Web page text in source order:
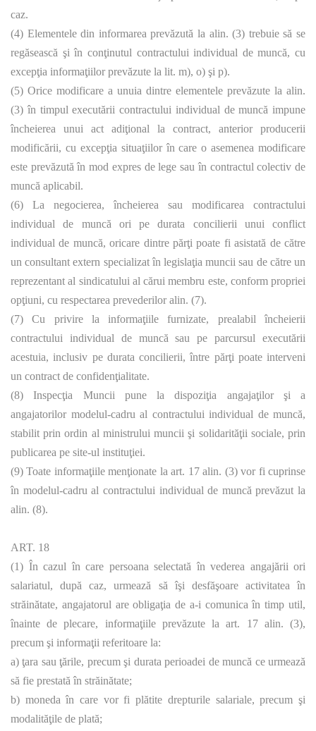
caz.
(4) Elementele din informarea prevăzută la alin. (3) trebuie să se
regăsească şi în conţinutul contractului individual de muncă, cu
excepţia informaţiilor prevăzute la lit. m), o) şi p).
(5) Orice modificare a unuia dintre elementele prevăzute la alin.
(3) în timpul executării contractului individual de muncă impune
încheierea unui act adiţional la contract, anterior producerii
modificării, cu excepţia situaţiilor în care o asemenea modificare
este prevăzută în mod expres de lege sau în contractul colectiv de
muncă aplicabil.
(6) La negocierea, încheierea sau modificarea contractului
individual de muncă ori pe durata concilierii unui conflict
individual de muncă, oricare dintre părţi poate fi asistată de către
un consultant extern specializat în legislaţia muncii sau de către un
reprezentant al sindicatului al cărui membru este, conform propriei
opţiuni, cu respectarea prevederilor alin. (7).
(7) Cu privire la informaţiile furnizate, prealabil încheierii
contractului individual de muncă sau pe parcursul executării
acestuia, inclusiv pe durata concilierii, între părţi poate interveni
un contract de confidenţialitate.
(8) Inspecţia Muncii pune la dispoziţia angajaţilor şi a
angajatorilor modelul-cadru al contractului individual de muncă,
stabilit prin ordin al ministrului muncii şi solidarităţii sociale, prin
publicarea pe site-ul instituţiei.
(9) Toate informaţiile menţionate la art. 17 alin. (3) vor fi cuprinse
în modelul-cadru al contractului individual de muncă prevăzut la
alin. (8).
ART. 18
(1) În cazul în care persoana selectată în vederea angajării ori
salariatul, după caz, urmează să îşi desfăşoare activitatea în
străinătate, angajatorul are obligaţia de a-i comunica în timp util,
înainte de plecare, informaţiile prevăzute la art. 17 alin. (3),
precum şi informaţii referitoare la:
a) ţara sau ţările, precum şi durata perioadei de muncă ce urmează
să fie prestată în străinătate;
b) moneda în care vor fi plătite drepturile salariale, precum şi
modalităţile de plată;